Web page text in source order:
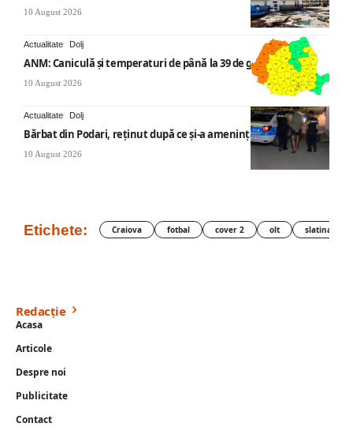
10 August 2026
Actualitate Dolj
ANM: Caniculă și temperaturi de până la 39 de grade
10 August 2026
Actualitate Dolj
Bărbat din Podari, reținut după ce și-a amenințat fosta
10 August 2026
Etichete: Craiova fotbal cover 2 olt slatina
Redacție
Acasa
Articole
Despre noi
Publicitate
Contact